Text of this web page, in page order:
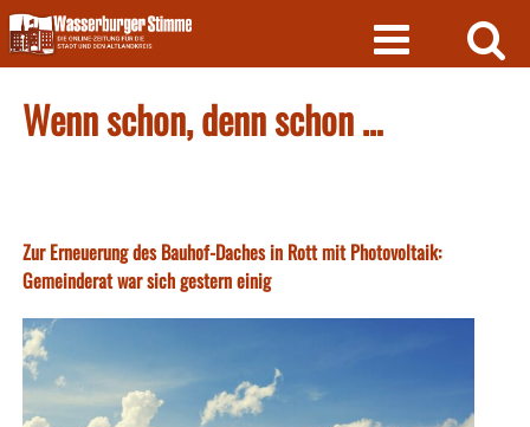
Skip
to
content
Wenn schon, denn schon …
Zur Erneuerung des Bauhof-Daches in Rott mit Photovoltaik:
Gemeinderat war sich gestern einig